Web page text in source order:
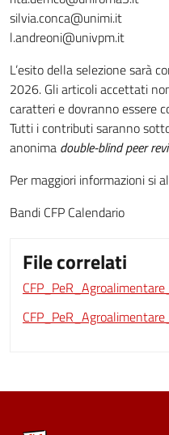
silvia.conca@unimi.it
l.andreoni@univpm.it
L’esito della selezione sarà
2026. Gli articoli accettati
caratteri e dovranno essere
Tutti i contributi saranno
anonima double-blind peer
Per maggiori informazioni si
Bandi CFP Calendario
File correlati